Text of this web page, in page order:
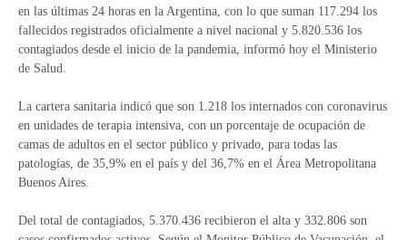
en las últimas 24 horas en la Argentina, con lo que suman 117.294 los
fallecidos registrados oficialmente a nivel nacional y 5.820.536 los
contagiados desde el inicio de la pandemia, informó hoy el Ministerio
de Salud.
La cartera sanitaria indicó que son 1.218 los internados con coronavirus
en unidades de terapia intensiva, con un porcentaje de ocupación de
camas de adultos en el sector público y privado, para todas las
patologías, de 35,9% en el país y del 36,7% en el Área Metropolitana
Buenos Aires.
Del total de contagiados, 5.370.436 recibieron el alta y 332.806 son